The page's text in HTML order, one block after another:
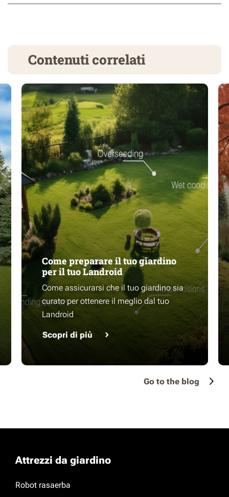
Contenuti correlati
Come preparare il tuo giardino
per il tuo Landroid
Come assicurarsi che il tuo giardino sia
curato per ottenere il meglio dal tuo
Landroid
Scopri di più
Go to the blog
Attrezzi da giardino
Robot rasaerba